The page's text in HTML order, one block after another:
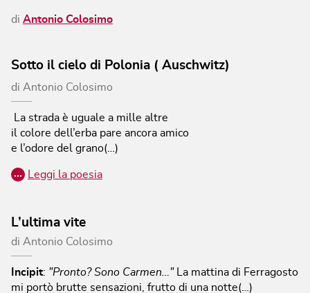
di Antonio Colosimo
Sotto il cielo di Polonia ( Auschwitz)
di Antonio Colosimo
La strada è uguale a mille altre
il colore dell’erba pare ancora amico
e l’odore del grano(…)
… Leggi la poesia
L’ultima vite
di Antonio Colosimo
Incipit: "Pronto? Sono Carmen…" La mattina di Ferragosto
mi portò brutte sensazioni, frutto di una notte(…)